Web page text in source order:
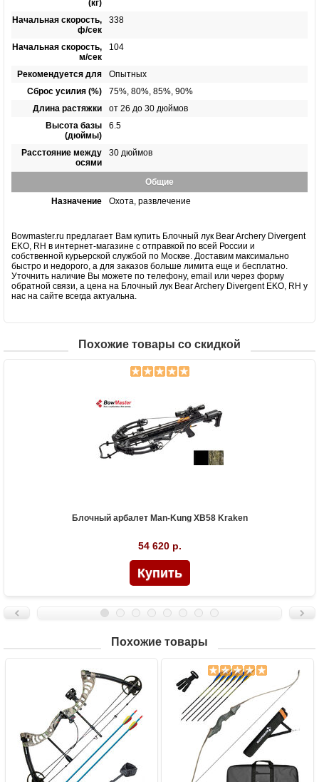
(кг)
Начальная скорость,
ф/сек
338
Начальная скорость,
м/сек
104
Рекомендуется для
Опытных
Сброс усилия (%)
75%, 80%, 85%, 90%
Длина растяжки
от 26 до 30 дюймов
Высота базы
(дюймы)
6.5
Расстояние между
осями
30 дюймов
Общие
Назначение
Охота, развлечение
Bowmaster.ru предлагает Вам купить Блочный лук Bear Archery Divergent
EKO, RH в интернет-магазине с отправкой по всей России и
собственной курьерской службой по Москве. Доставим максимально
быстро и недорого, а для заказов больше лимита еще и бесплатно.
Уточнить наличие Вы можете по телефону, email или через форму
обратной связи, а цена на Блочный лук Bear Archery Divergent EKO, RH у
нас на сайте всегда актуальна.
Похожие товары со скидкой
Блочный арбалет Man-Kung XB58 Kraken
54 620 р.
Похожие товары